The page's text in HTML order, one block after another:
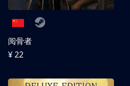
阅骨者
¥ 22